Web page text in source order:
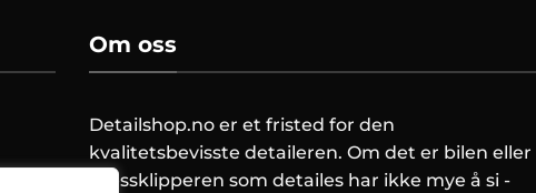
Om oss
Detailshop.no er et fristed for den
kvalitetsbevisste detaileren. Om det er bilen eller
gressklipperen som detailes har ikke mye å si -